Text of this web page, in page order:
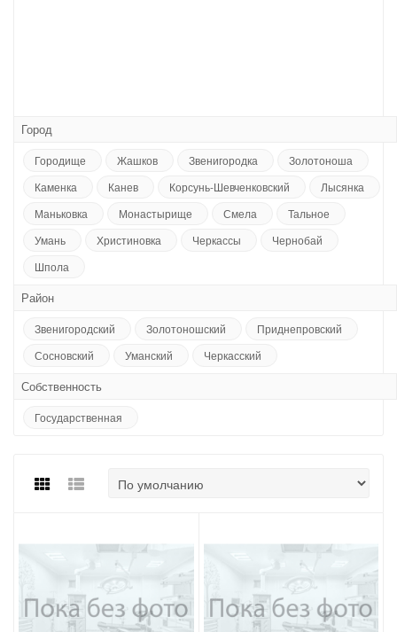
Город
Городище Жашков Звенигородка
Золотоноша
Каменка
Канев Корсунь-Шевченковский
Лысянка
Маньковка
Монастырище Смела
Тальное
Умань
Христиновка Черкассы
Чернобай
Шпола
Район
Звенигородский Золотоношский
Приднепровский
Сосновский
Уманский Черкасский
Собственность
Государственная